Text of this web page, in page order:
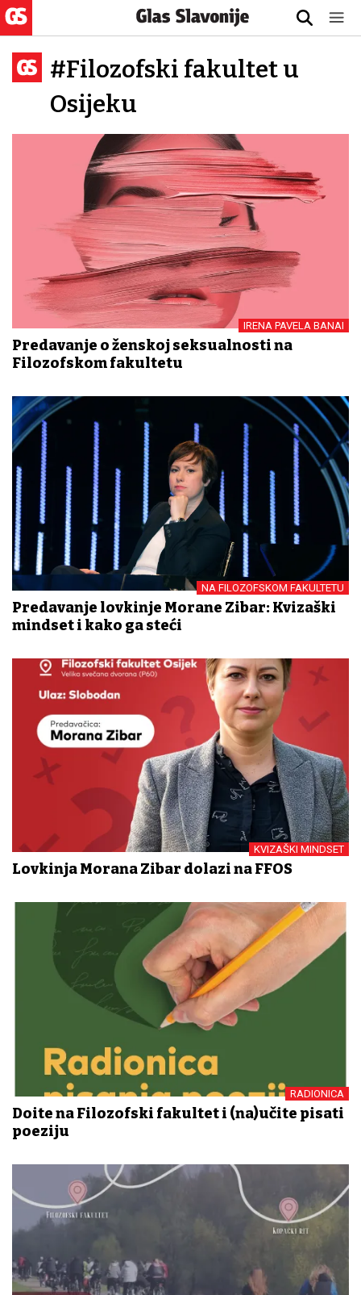
#Filozofski fakultet u
Osijeku
IRENA PAVELA BANAI
Predavanje o ženskoj seksualnosti na
Filozofskom fakultetu
NA FILOZOFSKOM FAKULTETU
Predavanje lovkinje Morane Zibar: Kvizaški
mindset i kako ga steći
KVIZAŠKI MINDSET
Lovkinja Morana Zibar dolazi na FFOS
RADIONICA
Dođite na Filozofski fakultet i (na)učite pisati
poeziju